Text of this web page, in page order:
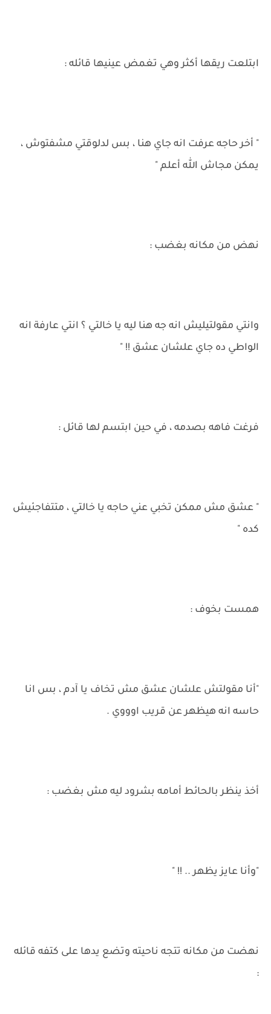
ابتلعت ريقها أكثر وهي تغمض عينيها قائله :
" أخر حاجه عرفت انه جاي هنا ، بس لدلوقتي مشفتوش ،
يمكن مجاش الله أعلم "
نهض من مكانه بغضب :
وانتي مقولتيليش انه جه هنا ليه يا خالتي ؟ انتي عارفة انه
الواطي ده جاي علشان عشق !! "
فرغت فاهه بصدمه ، في حين ابتسم لها قائل :
" عشق مش ممكن تخبي عني حاجه يا خالتي ، متتفاجئيش
كده "
همست بخوف :
"أنا مقولتش علشان عشق مش تخاف يا آدم ، بس انا
حاسه انه هيظهر عن قريب اوووي .
أخذ ينظر بالحائط أمامه بشرود ليه مش بغضب :
"وأنا عايز يظهر .. !! "
نهضت من مكانه تتجه ناحيته وتضع يدها على كتفه قائله
: